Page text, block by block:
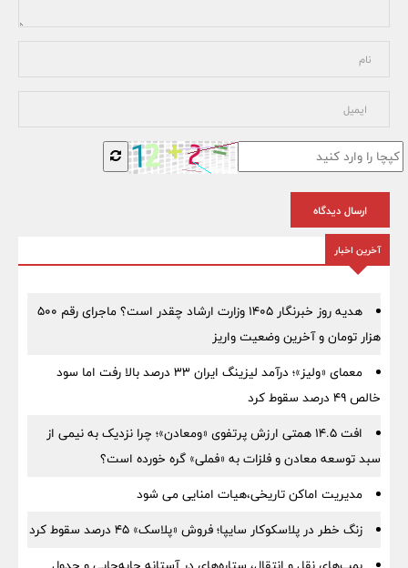
ارسال دیدگاه
آخرین اخبار
هدیه روز خبرنگار ۱۴۰۵ وزارت ارشاد چقدر است؟ ماجرای رقم ۵۰۰
هزار تومان و آخرین وضعیت واریز
معمای «ولیز»؛ درآمد لیزینگ ایران ۳۳ درصد بالا رفت اما سود
خالص ۴۹ درصد سقوط کرد
افت ۱۴.۵ همتی ارزش پرتفوی «ومعادن»؛ چرا نزدیک به نیمی از
سبد توسعه معادن و فلزات به «فملی» گره خورده است؟
مدیریت اماکن تاریخی،هیات امنایی می شود
زنگ خطر در پلاسکوکار سایپا؛ فروش «پلاسک» ۴۵ درصد سقوط کرد